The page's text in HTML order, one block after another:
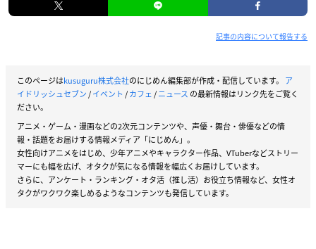
記事の内容について報告する
このページはkusuguru株式会社のにじめん編集部が作成・配信しています。 ア
イドリッシュセブン/イベント /カフェ/ニュース の最新情報はリンク先をご覧く
ださい。
アニメ・ゲーム・漫画などの2次元コンテンツや、声優・舞台・俳優などの情
報・話題をお届けする情報メディア「にじめん」。
女性向けアニメをはじめ、少年アニメやキャラクター作品、VTuberなどストリー
マーにも幅を広げ、オタクが気になる情報を幅広くお届けしています。
さらに、アンケート・ランキング・オタ活（推し活）お役立ち情報など、女性オ
タクがワクワク楽しめるようなコンテンツも発信しています。